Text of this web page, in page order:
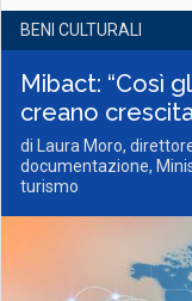
BENI CULTURALI
Mibact: “Così
creano
di Laura Moro,
documentazione,
turismo